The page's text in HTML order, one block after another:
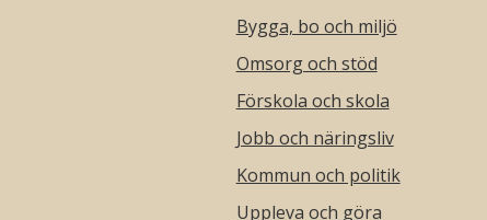
Bygga, bo och miljö
Omsorg och stöd
Förskola och skola
Jobb och näringsliv
Kommun och politik
Uppleva och göra